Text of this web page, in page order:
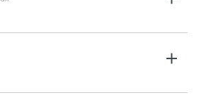
monté)